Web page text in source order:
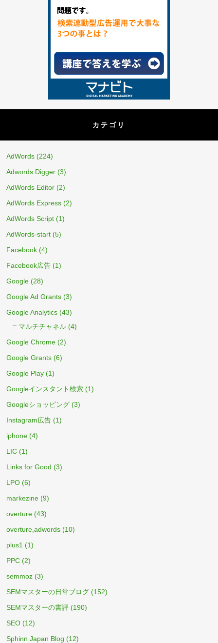
カテゴリ
AdWords (224)
Adwords Digger (3)
AdWords Editor (2)
AdWords Express (2)
AdWords Script (1)
AdWords-start (5)
Facebook (4)
Facebook広告 (1)
Google (28)
Google Ad Grants (3)
Google Analytics (43)
マルチチャネル (4)
Google Chrome (2)
Google Grants (6)
Google Play (1)
Googleインスタント検索 (1)
Googleショッピング (3)
Instagram広告 (1)
iphone (4)
LIC (1)
Links for Good (3)
LPO (6)
markezine (9)
overture (43)
overture,adwords (10)
plus1 (1)
PPC (2)
semmoz (3)
SEMマスターの日常ブログ (152)
SEMマスターの書評 (190)
SEO (12)
Sphinn Japan Blog (12)